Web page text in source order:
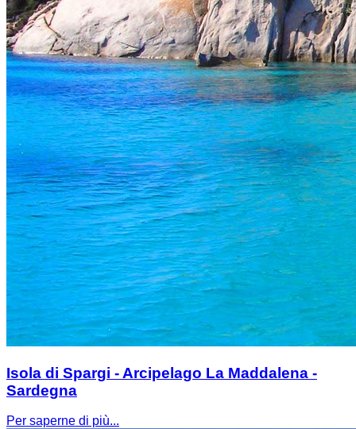
Isola di Spargi - Arcipelago La Maddalena -
Sardegna
Per saperne di più...